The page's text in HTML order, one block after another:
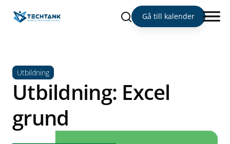
Sök Gå till kalender
Utbildning
Utbildning: Excel
grund